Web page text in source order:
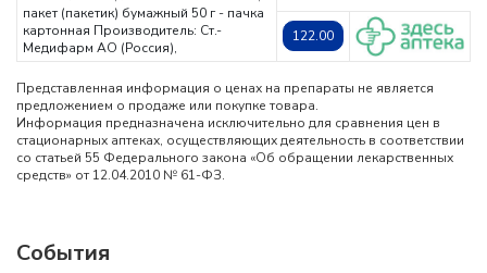
пакет (пакетик) бумажный 50 г - пачка
картонная Производитель: Ст.-
Медифарм АО (Россия),
122.00
Представленная информация о ценах на препараты не является
предложением о продаже или покупке товара.
Информация предназначена исключительно для сравнения цен в
стационарных аптеках, осуществляющих деятельность в соответствии
со статьей 55 Федерального закона «Об обращении лекарственных
средств» от 12.04.2010 № 61-ФЗ.
События